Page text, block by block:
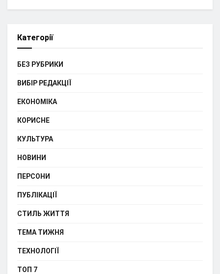
Категорії
БЕЗ РУБРИКИ
ВИБІР РЕДАКЦІЇ
ЕКОНОМІКА
КОРИСНЕ
КУЛЬТУРА
НОВИНИ
ПЕРСОНИ
ПУБЛІКАЦІЇ
СТИЛЬ ЖИТТЯ
ТЕМА ТИЖНЯ
ТЕХНОЛОГІЇ
ТОП 7